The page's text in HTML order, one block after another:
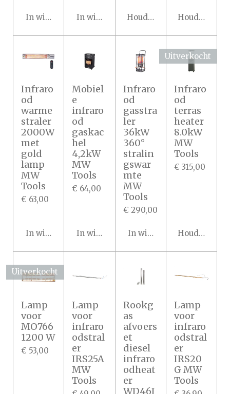
In winkelwagenIn winkelwagenHoud mij op de hoogte
Houd mij op
Infraro
od
warme
straler
2000W
met
gold
lamp
MW
Tools
€ 63,00
In winkelwagen
Mobiel
e
infraro
od
gaskac
hel
4,2kW
MW
Tools
€ 64,00
In winkelwagen
Infraro
od
gasstra
ler
36kW
360°
stralin
gswar
mte
MW
Tools
€ 290,00
In winkelwagen
Uitverkocht
Infraro
od
terras
heater
8.0kW
MW
Tools
€ 315,00
Houd mij op
Uitverkocht
Lamp
voor
MO766
1200 W
€ 53,00
Lamp
voor
infraro
odstral
er
IRS25A
MW
Tools
Rookg
as
afvoers
et
diesel
infraro
odheat
er
WD46I
Lamp
voor
infraro
odstral
er
IRS20
G MW
Tools